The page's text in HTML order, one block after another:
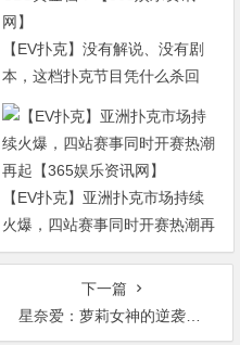
【EV扑克】没有解说、没有剧
本，这档扑克节目凭什么杀回
CBS黄金档？【365娱乐资讯
网】
【EV扑克】亚洲扑克市场持续
火爆，四站赛事同时开赛热潮再
起【365娱乐资讯网】
下一篇
星奈爱：萝莉女神的逆袭之路，演绎生涯与爱情的曲折传奇！【365娱乐资讯网】